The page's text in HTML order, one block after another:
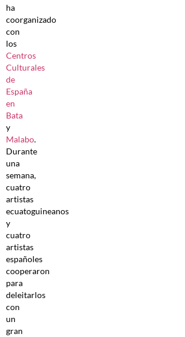
ha
coorganizado
con
los
Centros
Culturales
de
España
en
Bata
y
Malabo.
Durante
una
semana,
cuatro
artistas
ecuatoguineanos
y
cuatro
artistas
españoles
cooperaron
para
deleitarlos
con
un
gran